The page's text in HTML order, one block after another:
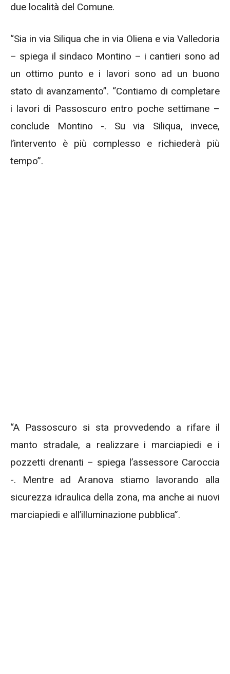
due località del Comune.
“Sia in via Siliqua che in via Oliena e via Valledoria
– spiega il sindaco Montino – i cantieri sono ad
un ottimo punto e i lavori sono ad un buono
stato di avanzamento”. “Contiamo di completare
i lavori di Passoscuro entro poche settimane –
conclude Montino -. Su via Siliqua, invece,
l’intervento è più complesso e richiederà più
tempo”.
“A Passoscuro si sta provvedendo a rifare il
manto stradale, a realizzare i marciapiedi e i
pozzetti drenanti – spiega l’assessore Caroccia
-. Mentre ad Aranova stiamo lavorando alla
sicurezza idraulica della zona, ma anche ai nuovi
marciapiedi e all’illuminazione pubblica”.